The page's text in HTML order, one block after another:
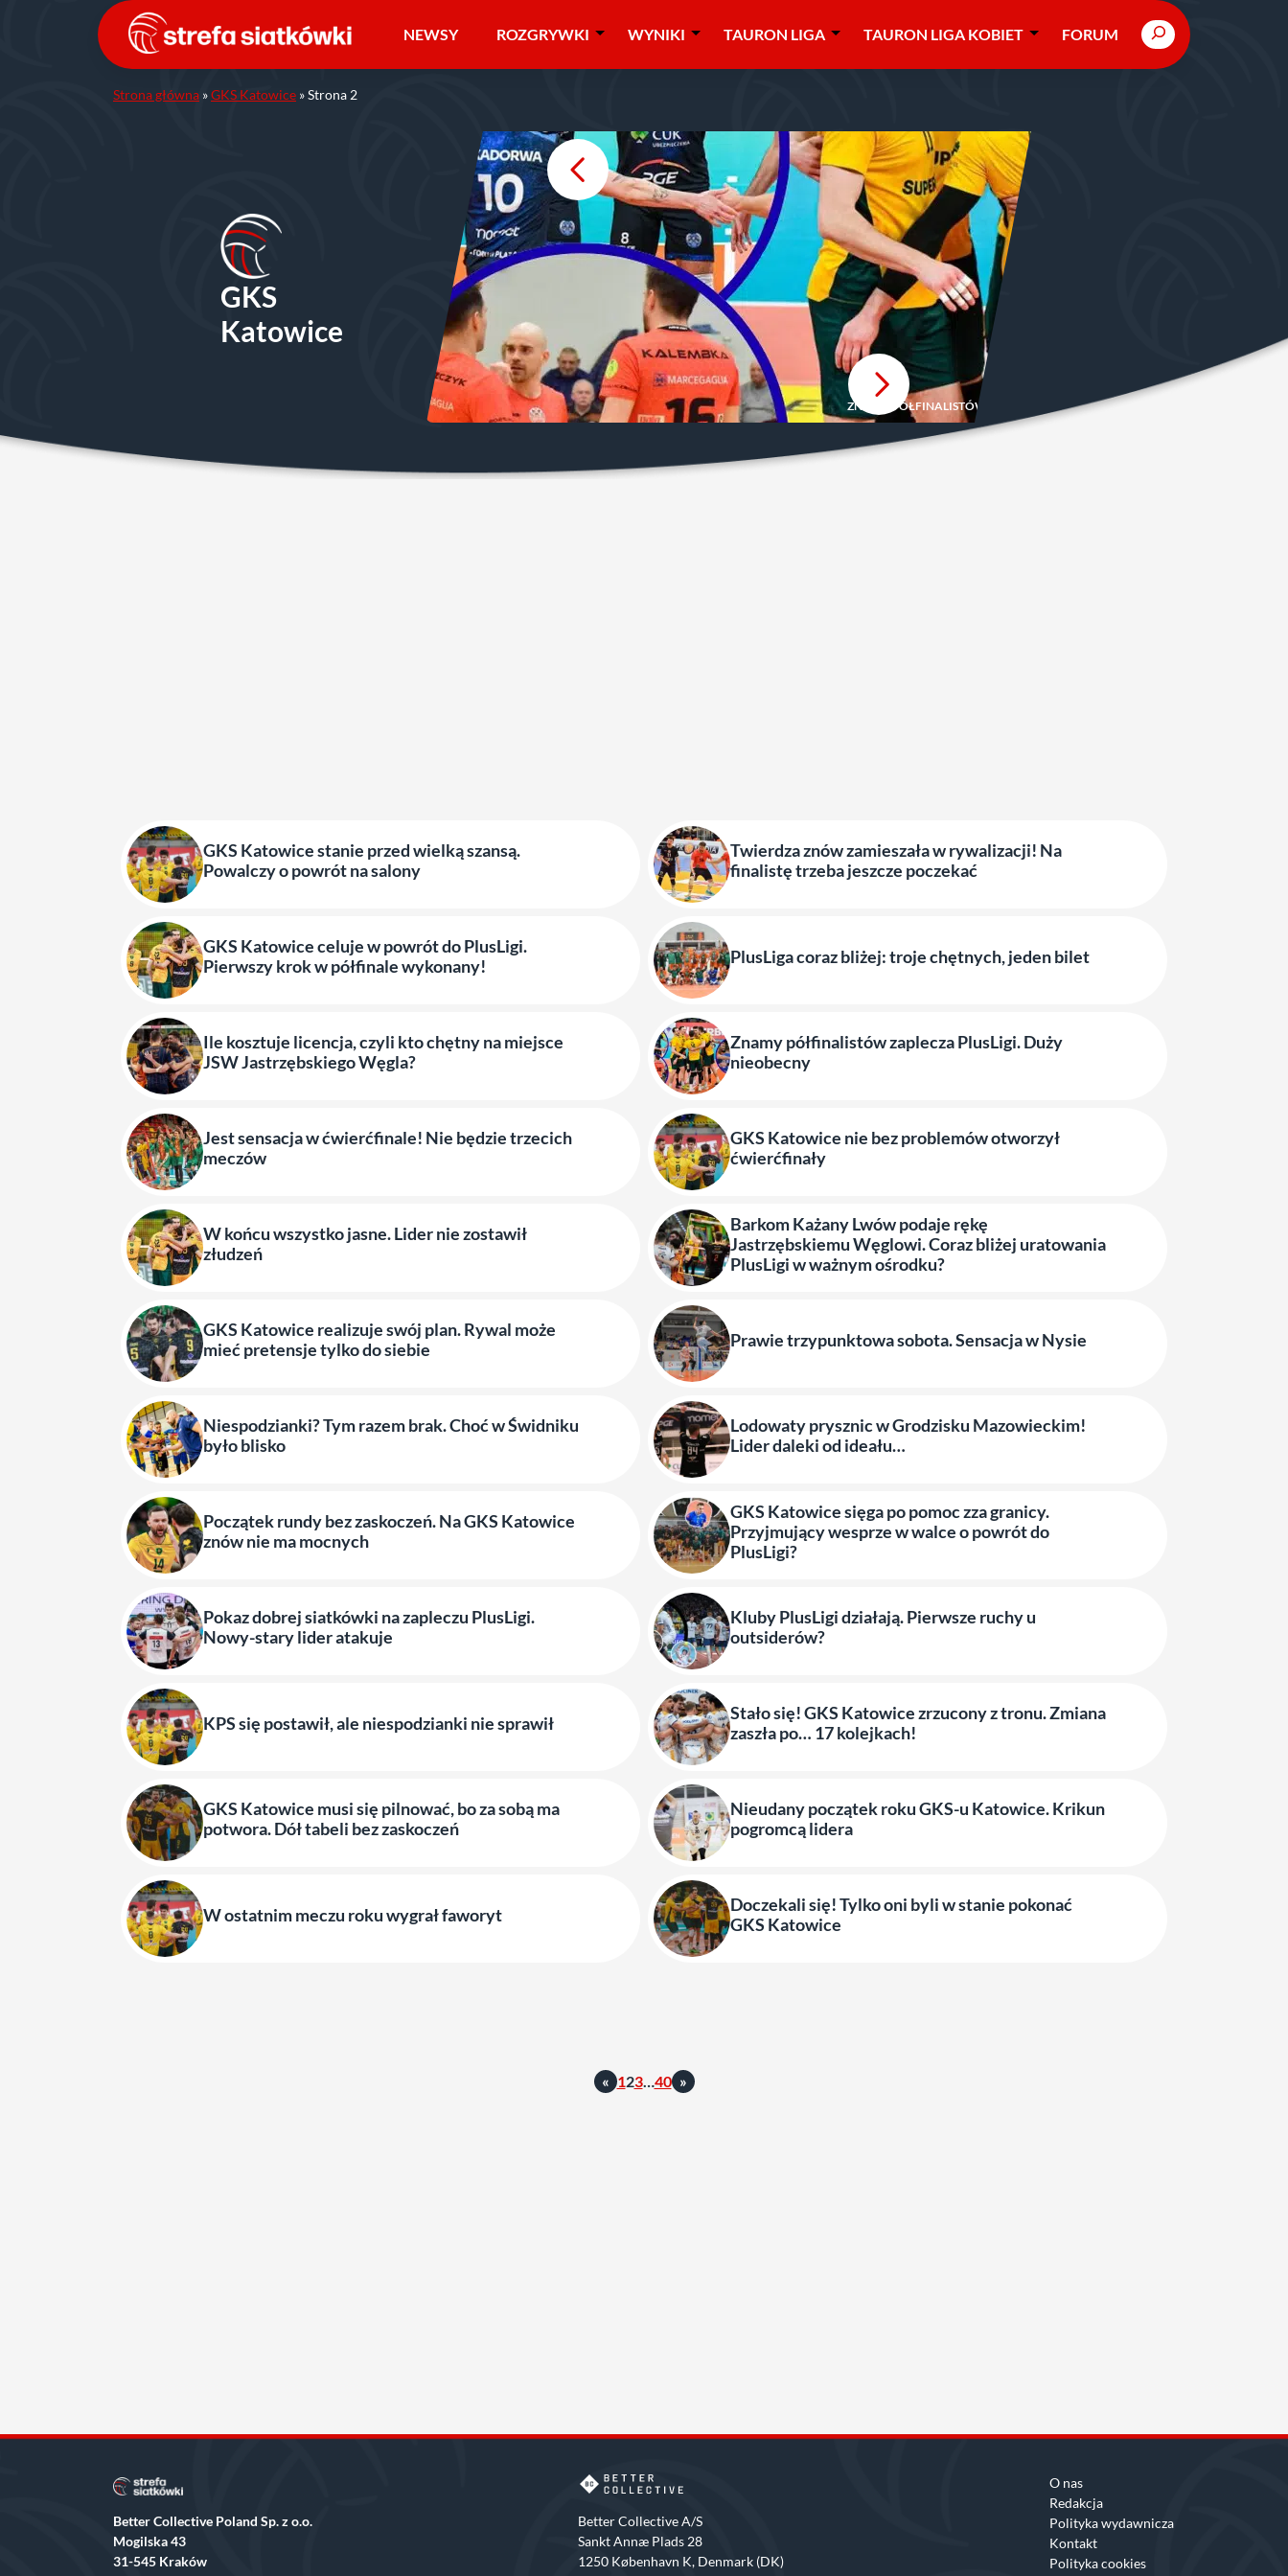
NEWSY ROZGRYWKI WYNIKI TAURON LIGA TAURON LIGA KOBIET FORUM Search
Strona główna »GKS Katowice »Strona 2
GKS
Katowice
ZNAMY PÓŁFINALISTÓW ZAPLECZA PLUSLIGI. DUŻY NIEOBECNY
GKS Katowice stanie przed wielką szansą.
Powalczy o powrót na salony
Twierdza znów zamieszała w rywalizacji! Na
finalistę trzeba jeszcze poczekać
GKS Katowice celuje w powrót do PlusLigi.
Pierwszy krok w półfinale wykonany!
PlusLiga coraz bliżej: troje chętnych, jeden bilet
Ile kosztuje licencja, czyli kto chętny na miejsce
JSW Jastrzębskiego Węgla?
Znamy półfinalistów zaplecza PlusLigi. Duży
nieobecny
Jest sensacja w ćwierćfinale! Nie będzie trzecich
meczów
GKS Katowice nie bez problemów otworzył
ćwierćfinały
W końcu wszystko jasne. Lider nie zostawił
złudzeń
Barkom Każany Lwów podaje rękę
Jastrzębskiemu Węglowi. Coraz bliżej uratowania
PlusLigi w ważnym ośrodku?
GKS Katowice realizuje swój plan. Rywal może
mieć pretensje tylko do siebie
Prawie trzypunktowa sobota. Sensacja w Nysie
Niespodzianki? Tym razem brak. Choć w Świdniku
było blisko
Lodowaty prysznic w Grodzisku Mazowieckim!
Lider daleki od ideału…
Początek rundy bez zaskoczeń. Na GKS Katowice
znów nie ma mocnych
GKS Katowice sięga po pomoc zza granicy.
Przyjmujący wesprze w walce o powrót do
PlusLigi?
Pokaz dobrej siatkówki na zapleczu PlusLigi.
Nowy-stary lider atakuje
Kluby PlusLigi działają. Pierwsze ruchy u
outsiderów?
KPS się postawił, ale niespodzianki nie sprawił
Stało się! GKS Katowice zrzucony z tronu. Zmiana
zaszła po… 17 kolejkach!
GKS Katowice musi się pilnować, bo za sobą ma
potwora. Dół tabeli bez zaskoczeń
Nieudany początek roku GKS-u Katowice. Krikun
pogromcą lidera
W ostatnim meczu roku wygrał faworyt
Doczekali się! Tylko oni byli w stanie pokonać
GKS Katowice
« 123…40 »
Better Collective Poland Sp. z o.o.
Mogilska 43
31-545 Kraków
Better Collective A/S
Sankt Annæ Plads 28
1250 København K, Denmark (DK)
O nas
Redakcja
Polityka wydawnicza
Kontakt
Polityka cookies